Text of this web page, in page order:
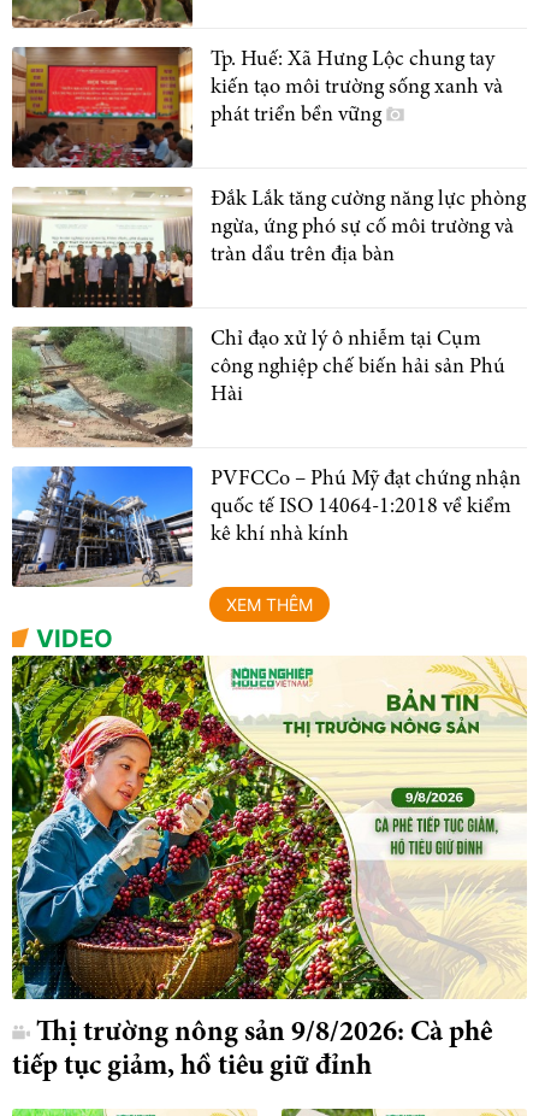
Tp. Huế: Xã Hưng Lộc chung tay
kiến tạo môi trường sống xanh và
phát triển bền vững
Đắk Lắk tăng cường năng lực phòng
ngừa, ứng phó sự cố môi trường và
tràn dầu trên địa bàn
Chỉ đạo xử lý ô nhiễm tại Cụm
công nghiệp chế biến hải sản Phú
Hài
PVFCCo – Phú Mỹ đạt chứng nhận
quốc tế ISO 14064-1:2018 về kiểm
kê khí nhà kính
XEM THÊM
VIDEO
Thị trường nông sản 9/8/2026: Cà phê
tiếp tục giảm, hồ tiêu giữ đỉnh